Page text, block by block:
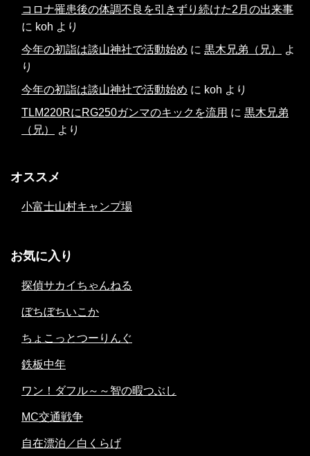
コロナ罹患後の体調不良を引きずり続けた2月の出来事
に koh より
今年の初詣は談山神社で活動始め に 黒木兄弟（兄）
よ
り
今年の初詣は談山神社で活動始め に koh より
TLM220RにRG250ガンマのキックを流用 に 黒木兄弟
（兄）
より
オススメ
小富士山村キャンプ場
お気に入り
探偵サカイちゃんねる
ぼちぼちいこか
ちょこっとつーりんぐ
鉄板中年
ワン！ダフル～～智の暇つぶし
MC交通戦争
自在漂泊／白くらげ